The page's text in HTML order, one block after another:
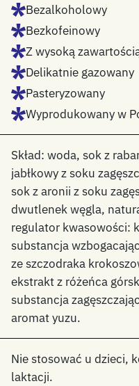
Bezalkoholowy
Bezkofeinowy
Z wysoką
Delikatnie gazowany
Pasteryzowany
Wyprodukowany w
Skład: woda, sok z
jabłkowy z soku
sok z aronii z soku
dwutlenek węgla,
regulator kwasowości:
substancja
ze szczodraka
ekstrakt z różeńca
substancja
aromat yuzu.
Nie stosować u dzieci,
laktacji.